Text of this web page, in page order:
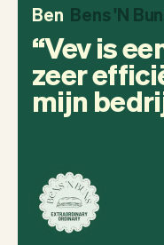
Ben Bens 'N
Vev is
zeer
mijn